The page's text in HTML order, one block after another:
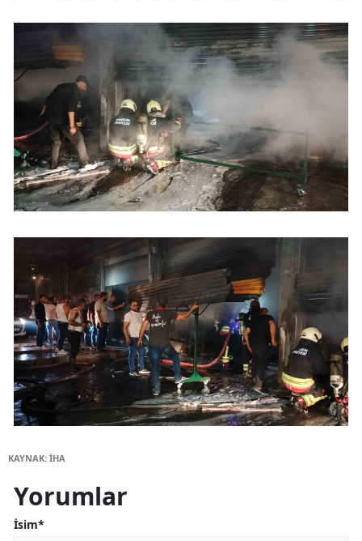
KAYNAK: İHA
Yorumlar
İsim*